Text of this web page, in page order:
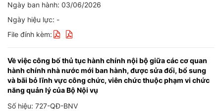
Ngày ban hành: 03/06/2026
Ngày hiệu lực: -
File đính kèm:
Về việc công bố thủ tục hành chính nội bộ giữa các cơ quan
hành chính nhà nước mới ban hành, được sửa đổi, bổ sung
và bãi bỏ lĩnh vực công chức, viên chức thuộc phạm vi chức
năng quản lý của Bộ Nội vụ
Số hiệu: 727-QĐ-BNV